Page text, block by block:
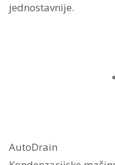
jednostavnije.
AutoDrain